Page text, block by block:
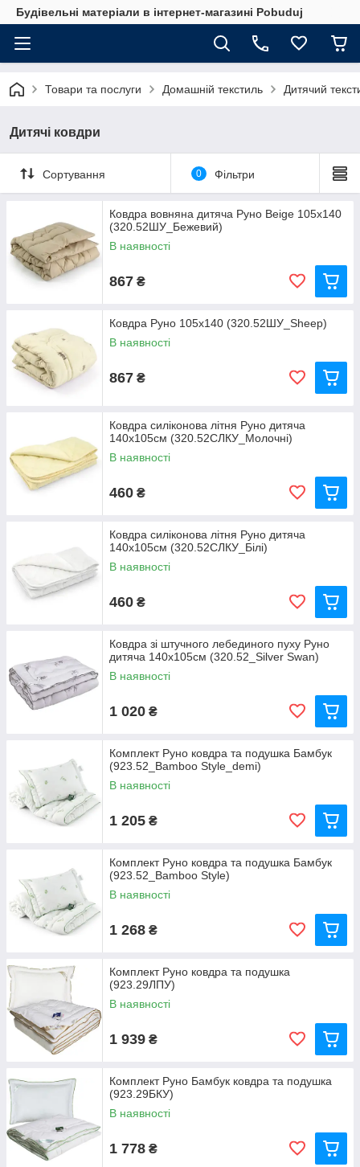
Будівельні матеріали в інтернет-магазині Pobuduj
Товари та послуги Домашній текстиль Дитячий
Дитячі ковдри
Сортування 0 Фільтри
Ковдра вовняна дитяча Руно Beige 105х140
(320.52ШУ_Бежевий)
В наявності
867 ₴
Ковдра Руно 105х140 (320.52ШУ_Sheep)
В наявності
867 ₴
Ковдра силіконова літня Руно дитяча
140х105см (320.52СЛКУ_Молочні)
В наявності
460 ₴
Ковдра силіконова літня Руно дитяча
140х105см (320.52СЛКУ_Білі)
В наявності
460 ₴
Ковдра зі штучного лебединого пуху Руно
дитяча 140х105см (320.52_Silver Swan)
В наявності
1 020 ₴
Комплект Руно ковдра та подушка Бамбук
(923.52_Bamboo Style_demi)
В наявності
1 205 ₴
Комплект Руно ковдра та подушка Бамбук
(923.52_Bamboo Style)
В наявності
1 268 ₴
Комплект Руно ковдра та подушка
(923.29ЛПУ)
В наявності
1 939 ₴
Комплект Руно Бамбук ковдра та подушка
(923.29БКУ)
В наявності
1 778 ₴